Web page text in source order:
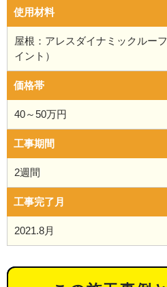
使用材料
屋根：アレスダイナミックルー
イント）
価格帯
40～50万円
工事期間
2週間
工事完了月
2021.8月